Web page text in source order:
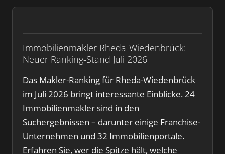
Immobilienmakler Rheda-Wiedenbrück:
Neuer Ranking-Stand Juli 2026
Das Makler-Ranking für Rheda-Wiedenbrück
im Juli 2026 bringt interessante Einblicke. 24
Immobilienmakler sind in den
Suchergebnissen – darunter einige Franchise-
Unternehmen und 32 Immobilienportale.
Erfahren Sie, wer die Spitze hält, welche